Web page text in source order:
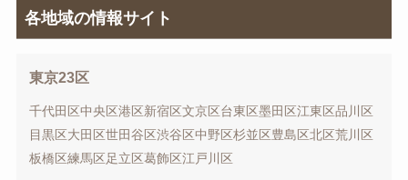
各地域の情報サイト
東京23区
千代田区中央区港区新宿区文京区台東区墨田区江東区品川区
目黒区大田区世田谷区渋谷区中野区杉並区豊島区北区荒川区
板橋区練馬区足立区葛飾区江戸川区